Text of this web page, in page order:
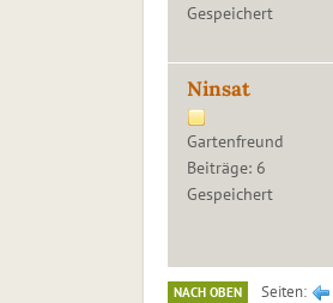
Gespeichert
Ninsat
Gartenfreund
Beiträge: 6
Gespeichert
NACH OBEN Seiten